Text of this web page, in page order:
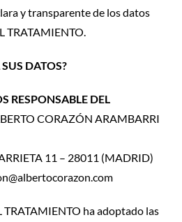
y transparente de los datos
TRATAMIENTO.
DATOS?
RESPONSABLE DEL
CORAZÓN ARAMBARRI
11 – 28011 (MADRID)
TRATAMIENTO ha adoptado las